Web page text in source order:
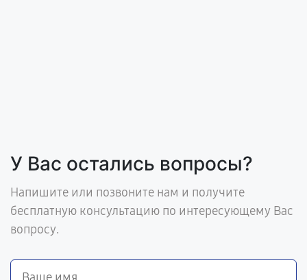
У Вас остались вопросы?
Напишите или позвоните нам и получите
бесплатную консультацию по интересующему Вас
вопросу.